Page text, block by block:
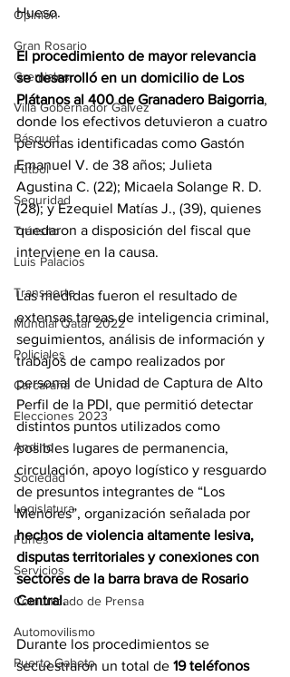
Opinión
Gran Rosario
Gremiales
Villa Gobernador Gálvez
Básquet
Fútbol
Seguridad
Tránsito
Luis Palacios
Transporte
Mundial Qatar 2022
Policiales
Carcarañá
Elecciones 2023
Andino
Sociedad
Legislatura
Funes
Servicios
Comunicado de Prensa
Automovilismo
Puerto Gaboto
Hueso.
El procedimiento de mayor relevancia
se desarrolló en un domicilio de Los
Plátanos al 400 de Granadero Baigorria,
donde los efectivos detuvieron a cuatro
personas identificadas como Gastón
Emanuel V. de 38 años; Julieta
Agustina C. (22); Micaela Solange R. D.
(28); y Ezequiel Matías J., (39), quienes
quedaron a disposición del fiscal que
interviene en la causa.
Las medidas fueron el resultado de
extensas tareas de inteligencia criminal,
seguimientos, análisis de información y
trabajos de campo realizados por
personal de Unidad de Captura de Alto
Perfil de la PDI, que permitió detectar
distintos puntos utilizados como
posibles lugares de permanencia,
circulación, apoyo logístico y resguardo
de presuntos integrantes de “Los
Menores”, organización señalada por
hechos de violencia altamente lesiva,
disputas territoriales y conexiones con
sectores de la barra brava de Rosario
Central.
Durante los procedimientos se
secuestraron un total de 19 teléfonos